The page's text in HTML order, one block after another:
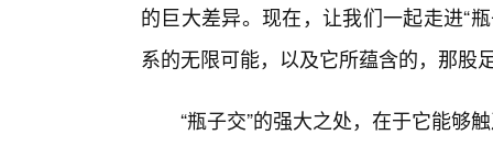
的巨大差异。现在，让我们一起走进“
系的无限可能，以及它所蕴含的，那股
“瓶子交”的强大之处，在于它能够